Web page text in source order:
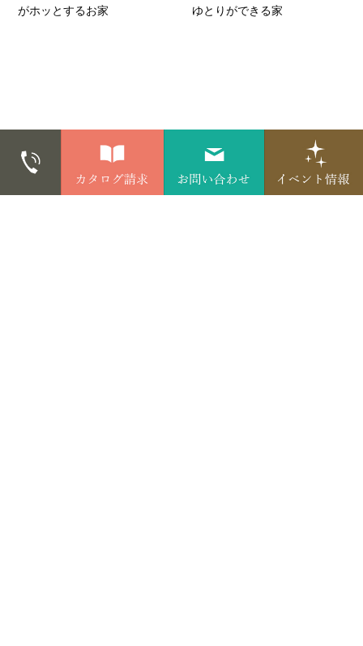
がホッとするお家
ゆとりができる家